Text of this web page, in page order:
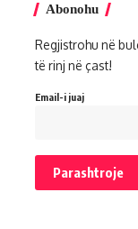
Abonohu
Regjistrohu në
të rinj në çast!
Email-i juaj